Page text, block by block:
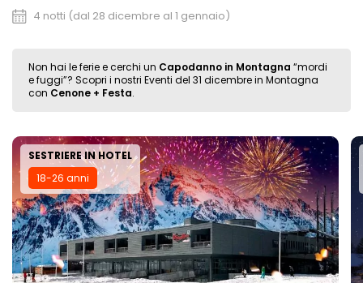
4 notti (dal 28 dicembre al 1 gennaio)
Non hai le ferie e cerchi un Capodanno in Montagna “mordi
e fuggi”? Scopri i nostri Eventi del 31 dicembre in Montagna
con Cenone + Festa.
SESTRIERE IN HOTEL
18-26 anni